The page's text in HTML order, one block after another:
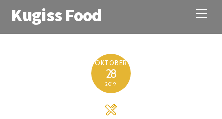
M
e
Kugiss Food
OKTOBER
28
2019